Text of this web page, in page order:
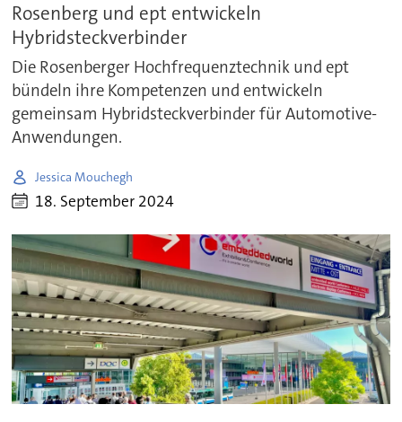
Rosenberg und ept entwickeln
Hybridsteckverbinder
Die Rosenberger Hochfrequenztechnik und ept
bündeln ihre Kompetenzen und entwickeln
gemeinsam Hybridsteckverbinder für Automotive-
Anwendungen.
Jessica Mouchegh
18. September 2024